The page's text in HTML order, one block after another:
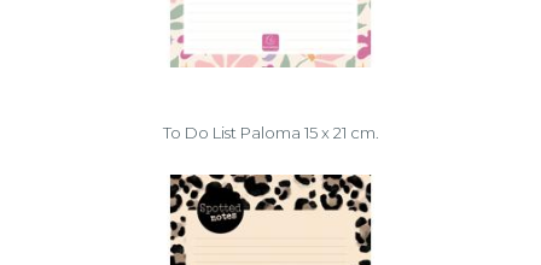
To Do List Paloma 15 x 21 cm.